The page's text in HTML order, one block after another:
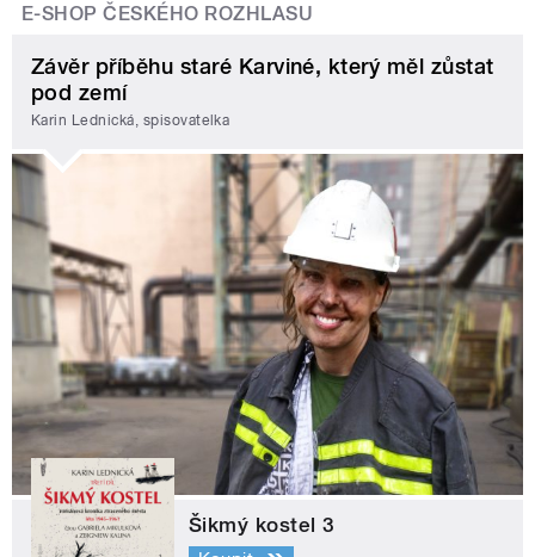
E-SHOP ČESKÉHO ROZHLASU
Závěr příběhu staré Karviné, který měl zůstat
pod zemí
Karin Lednická, spisovatelka
Šikmý kostel 3